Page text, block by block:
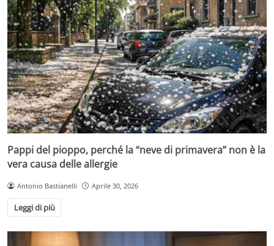
Pappi del pioppo, perché la “neve di primavera” non è la
vera causa delle allergie
Antonio Bastianelli Aprile 30, 2026
Leggi di più